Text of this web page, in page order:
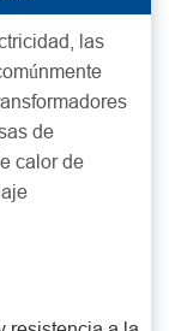
las
de
calor de